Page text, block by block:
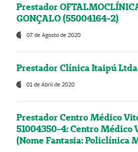
Prestador
GONÇALO (55004164-2)
07 de Agosto de 2020
Prestador Clínica Itaipú
01 de Abril de 2020
Prestador Centro Médico
51004350-4: Centro Médico
(Nome Fantasia: Policlínica